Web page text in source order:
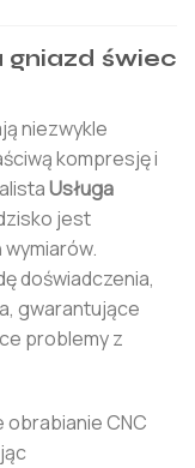
gniazd świec
niezwykle
kompresję i
Usługa
jest
doświadczenia,
gwarantujące
problemy z
CNC